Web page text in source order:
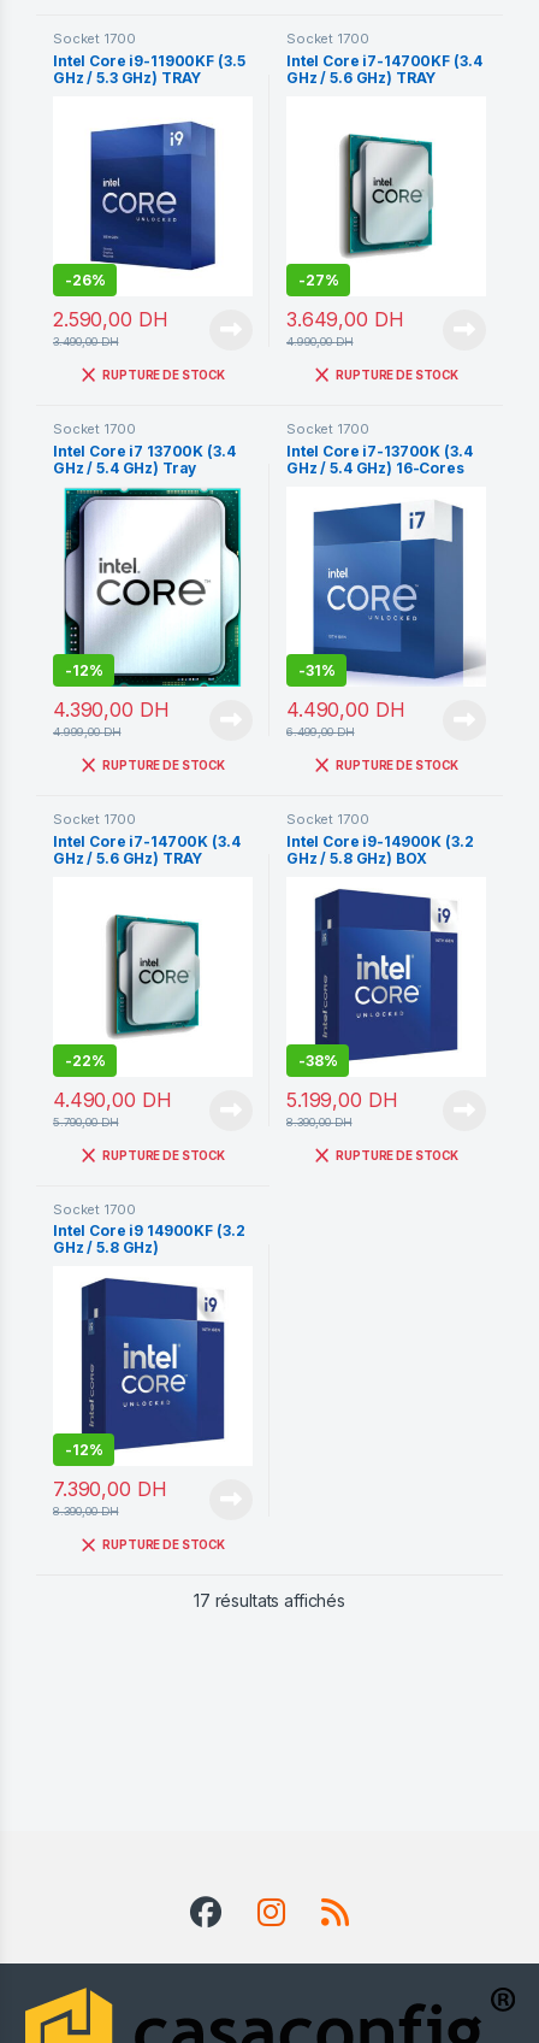
Socket 1700
Intel Core i9-11900KF (3.5
GHz / 5.3 GHz) TRAY
-26%
2.590,00 DH
3.490,00DH
RUPTURE DE STOCK
Socket 1700
Intel Core i7-14700KF (3.4
GHz / 5.6 GHz) TRAY
-27%
3.649,00 DH
4.990,00DH
RUPTURE DE STOCK
Socket 1700
Intel Core i7 13700K (3.4
GHz / 5.4 GHz) Tray
-12%
4.390,00 DH
4.999,00DH
RUPTURE DE STOCK
Socket 1700
Intel Core i7-13700K (3.4
GHz / 5.4 GHz) 16-Cores
-31%
4.490,00 DH
6.499,00DH
RUPTURE DE STOCK
Socket 1700
Intel Core i7-14700K (3.4
GHz / 5.6 GHz) TRAY
-22%
4.490,00 DH
5.790,00DH
RUPTURE DE STOCK
Socket 1700
Intel Core i9-14900K (3.2
GHz / 5.8 GHz) BOX
-38%
5.199,00 DH
8.390,00DH
RUPTURE DE STOCK
Socket 1700
Intel Core i9 14900KF (3.2
GHz / 5.8 GHz)
-12%
7.390,00 DH
8.390,00DH
RUPTURE DE STOCK
17 résultats affichés